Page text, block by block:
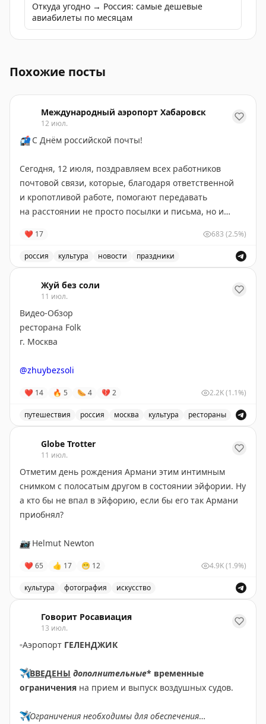
Откуда угодно → Россия: самые дешевые
авиабилеты по месяцам
Похожие посты
Международный аэропорт Хабаровск
12 июл.
📬С Днём российской почты!
Сегодня, 12 июля, поздравляем всех работников
почтовой связи, которые, благодаря ответственной
и кропотливой работе, помогают передавать
на расстоянии не просто посылки и письма, но и
в этих посланиях
Желаем крепкого здоровья, стабильной
бесперебойной работы
📸Андрей Лавринович
❤ 17 683 (2.5%)
россия культура новости праздники
Жуй без соли
11 июл.
Видео-Обзор
ресторана Folk
г. Москва
@zhuybezsoli
❤ 14 🔥 5 🌭 4 💔 2 2.2K(1.1%)
путешествия россия москва культура рестораны
Globe Trotter
11 июл.
Отметим день рождения Армани этим интимным
снимком с полосатым другом в состоянии эйфории. Ну
а кто бы не впал в эйфорию, если бы его так Армани
приобнял?
📷Helmut Newton
❤ 65 👍 17 😁 12 4.9K(1.9%)
культура фотография искусство
Говорит Росавиация
13 июл.
▫️Аэропорт ГЕЛЕНДЖИК
✈️ВВЕДЕНЫ дополнительные* временные
ограничения на прием и выпуск воздушных судов.
✈️Ограничения необходимы для обеспечения